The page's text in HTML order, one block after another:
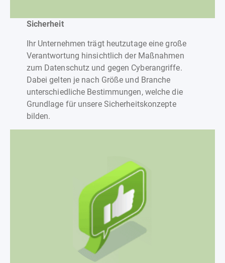
Sicherheit
Ihr Unternehmen trägt heutzutage eine große
Verantwortung hinsichtlich der Maßnahmen
zum Datenschutz und gegen Cyberangriffe.
Dabei gelten je nach Größe und Branche
unterschiedliche Bestimmungen, welche die
Grundlage für unsere Sicherheitskonzepte
bilden.